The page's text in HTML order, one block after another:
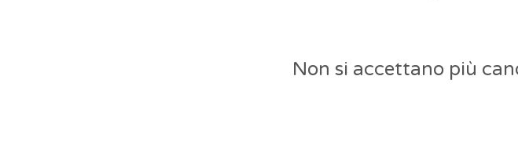
Non si accettano più